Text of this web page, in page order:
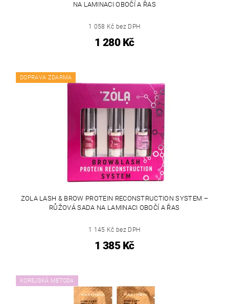
NA LAMINACI OBOČÍ A ŘAS
1 058 Kč bez DPH
1 280 Kč
DOPRAVA ZDARMA
ZOLA LASH & BROW PROTEIN RECONSTRUCTION SYSTEM –
RŮŽOVÁ SADA NA LAMINACI OBOČÍ A ŘAS
1 145 Kč bez DPH
1 385 Kč
KOREJSKÁ METODA